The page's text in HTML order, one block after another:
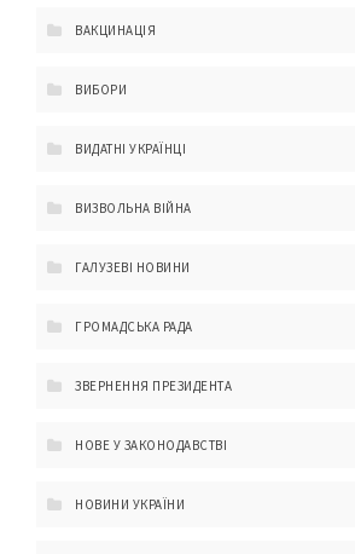
ВАКЦИНАЦІЯ
ВИБОРИ
ВИДАТНІ УКРАЇНЦІ
ВИЗВОЛЬНА ВІЙНА
ГАЛУЗЕВІ НОВИНИ
ГРОМАДСЬКА РАДА
ЗВЕРНЕННЯ ПРЕЗИДЕНТА
НОВЕ У ЗАКОНОДАВСТВІ
НОВИНИ УКРАЇНИ